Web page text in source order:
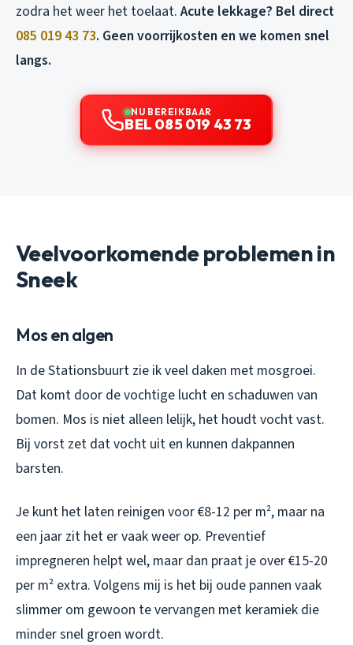
zodra het weer het toelaat. Acute lekkage? Bel direct
085 019 43 73. Geen voorrijkosten en we komen snel
langs.
NU BEREIKBAAR
BEL 085 019 43 73
Veelvoorkomende problemen in
Sneek
Mos en algen
In de Stationsbuurt zie ik veel daken met mosgroei.
Dat komt door de vochtige lucht en schaduwen van
bomen. Mos is niet alleen lelijk, het houdt vocht vast.
Bij vorst zet dat vocht uit en kunnen dakpannen
barsten.
Je kunt het laten reinigen voor €8-12 per m², maar na
een jaar zit het er vaak weer op. Preventief
impregneren helpt wel, maar dan praat je over €15-20
per m² extra. Volgens mij is het bij oude pannen vaak
slimmer om gewoon te vervangen met keramiek die
minder snel groen wordt.